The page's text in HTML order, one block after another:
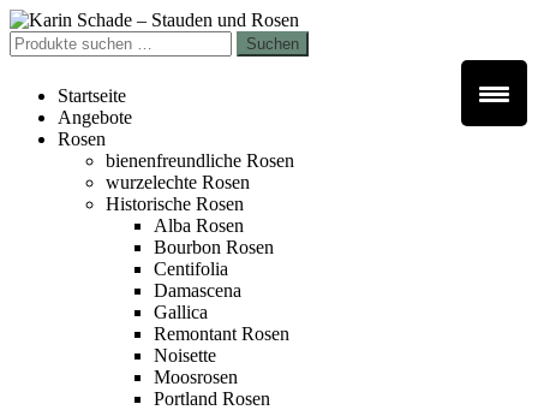
Zur
Navigation
springen
Zum
Inhalt
springen
Suchen
nach:
Suchen
Startseite
Angebote
Rosen
bienenfreundliche Rosen
wurzelechte Rosen
Historische Rosen
Alba Rosen
Bourbon Rosen
Centifolia
Damascena
Gallica
Remontant Rosen
Noisette
Moosrosen
Portland Rosen